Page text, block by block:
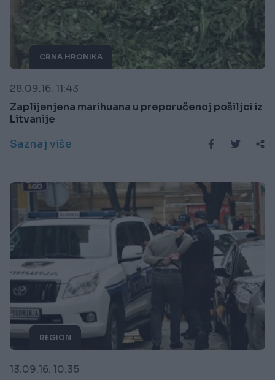
CRNA HRONIKA
28.09.16. 11:43
Zaplijenjena marihuana u preporučenoj pošiljci iz
Litvanije
Saznaj više
REGION
13.09.16. 10:35